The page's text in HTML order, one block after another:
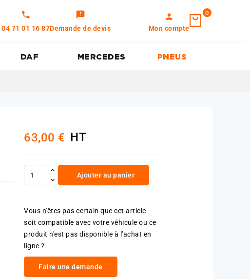
call
04 71 01 16 87
feedback
Demande de devis
person
Mon compte
0
DAF MERCEDES PNEUS
63,00 € HT
Ajouter au panier
Vous n'êtes pas certain que cet article
soit compatible avec votre véhicule ou ce
produit n'est pas disponible à l'achat en
ligne ?
Faire une demande